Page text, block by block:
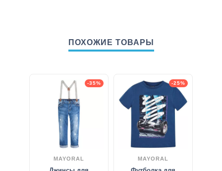
ПОХОЖИЕ ТОВАРЫ
-35%
MAYORAL
-25%
MAYORAL